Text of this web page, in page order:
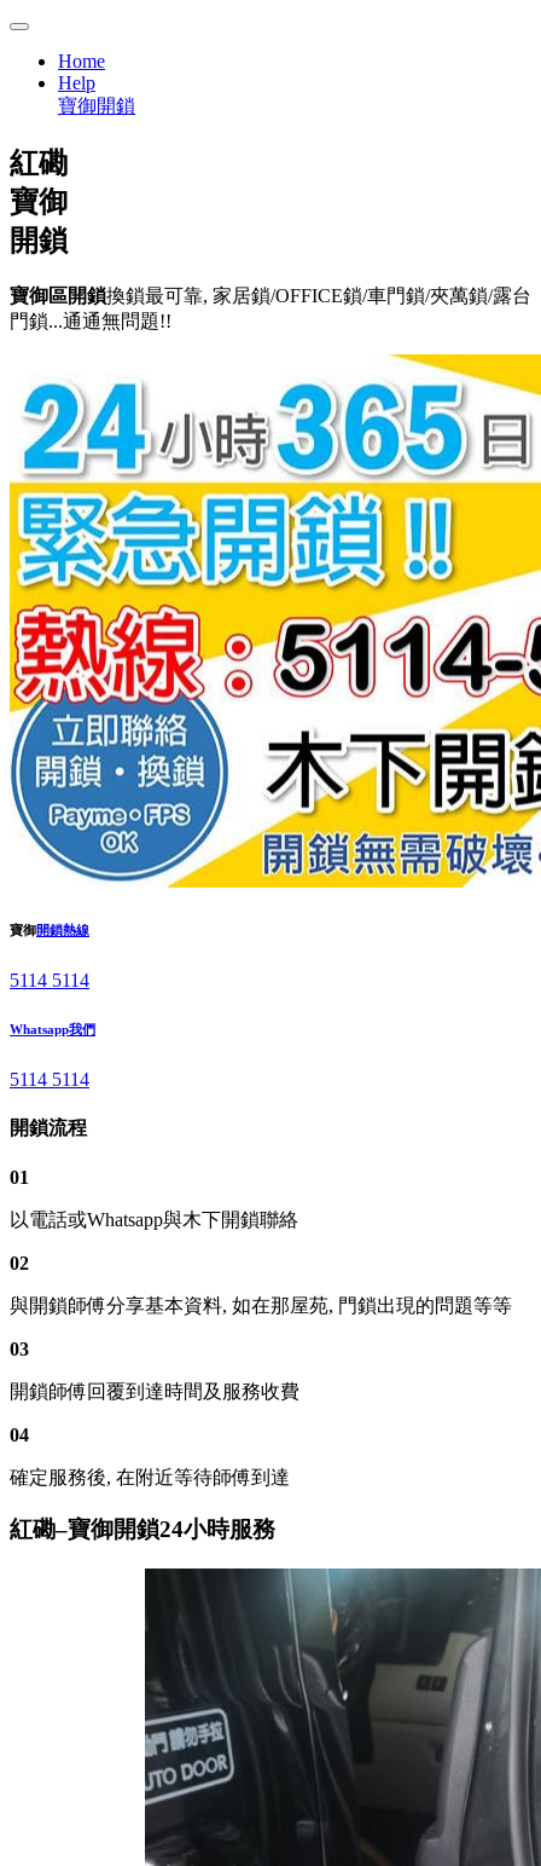
Home
Help
寶御開鎖
紅磡
寶御
開鎖
寶御區開鎖換鎖最可靠, 家居鎖/OFFICE鎖/車門鎖/夾萬鎖/露台
門鎖...通通無問題!!
寶御開鎖熱線
5114 5114
Whatsapp我們
5114 5114
開鎖流程
01
以電話或Whatsapp與木下開鎖聯絡
02
與開鎖師傅分享基本資料, 如在那屋苑, 門鎖出現的問題等等
03
開鎖師傅回覆到達時間及服務收費
04
確定服務後, 在附近等待師傅到達
紅磡–寶御開鎖24小時服務